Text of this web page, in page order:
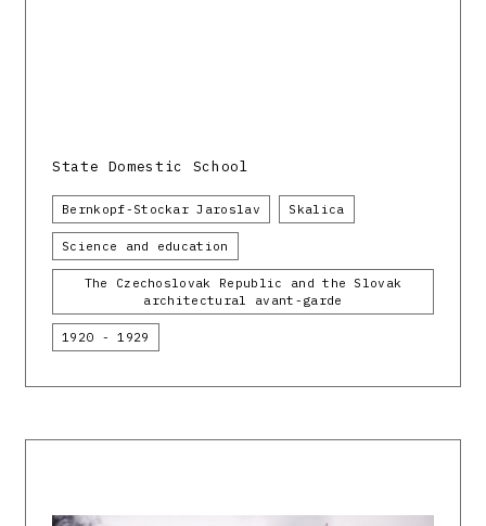
State Domestic School
Bernkopf-Stockar Jaroslav Skalica
Science and education
The Czechoslovak Republic and the Slovak
architectural avant-garde
1920 - 1929